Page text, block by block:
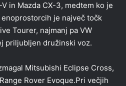
in Mazda CX-3, medtem ko je
je največ točk
Tourer, najmanj pa VW
priljubljen družinski voz.
Mitsubishi Eclipse Cross,
Rover Evoque.Pri večjih